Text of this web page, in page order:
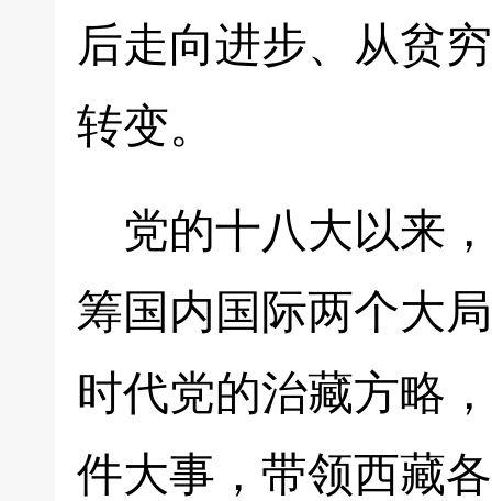
后走向进步、从贫
转变。
党的十八大以来
筹国内国际两个大
时代党的治藏方略
件大事，带领西藏